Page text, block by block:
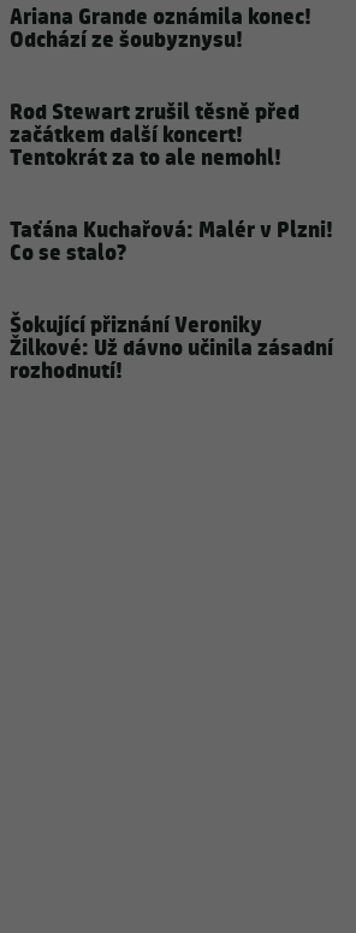
Ariana Grande oznámila konec!
Odchází ze šoubyznysu!
Rod Stewart zrušil těsně před
začátkem další koncert!
Tentokrát za to ale nemohl!
Taťána Kuchařová: Malér v Plzni!
Co se stalo?
Šokující přiznání Veroniky
Žilkové: Už dávno učinila zásadní
rozhodnutí!